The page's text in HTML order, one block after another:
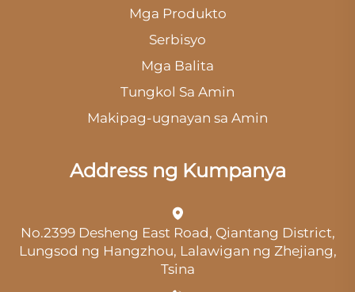
Mga Produkto
Serbisyo
Mga Balita
Tungkol Sa Amin
Makipag-ugnayan sa Amin
Address ng Kumpanya
No.2399 Desheng East Road, Qiantang District,
Lungsod ng Hangzhou, Lalawigan ng Zhejiang,
Tsina